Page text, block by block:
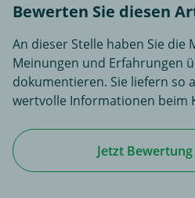
Bewerten Sie diesen
An dieser Stelle haben Sie die
Meinungen und Erfahrungen
dokumentieren. Sie liefern so
wertvolle Informationen beim
Jetzt